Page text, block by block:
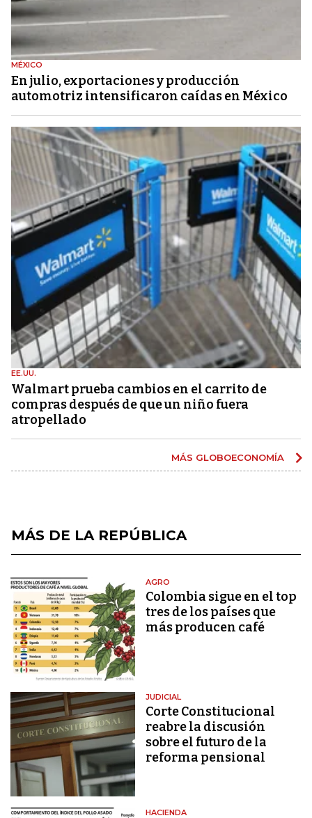
MÉXICO
En julio, exportaciones y producción
automotriz intensificaron caídas en México
EE.UU.
Walmart prueba cambios en el carrito de
compras después de que un niño fuera
atropellado
MÁS GLOBOECONOMÍA
MÁS DE LA REPÚBLICA
AGRO
Colombia sigue en el top
tres de los países que
más producen café
JUDICIAL
Corte Constitucional
reabre la discusión
sobre el futuro de la
reforma pensional
HACIENDA